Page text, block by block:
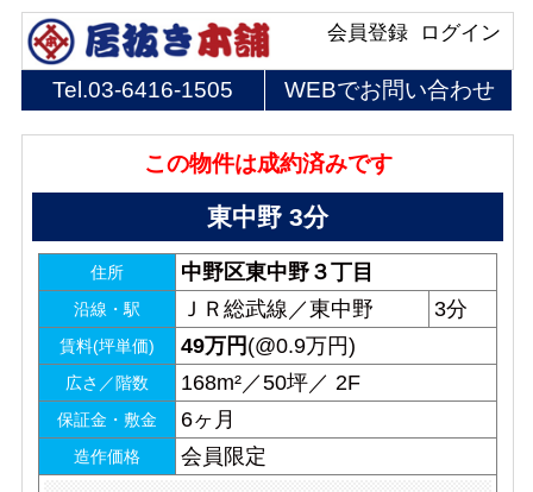
ログイン
会員登録
Tel.03-6416-1505 WEBでお問い合わせ
この物件は成約済みです
東中野 3分
住所 中野区東中野３丁目
沿線・駅 ＪＲ総武線／東中野 3分
賃料(坪単価) 49万円 (@0.9万円)
広さ／階数 168m²／50坪／ 2F
保証金・敷金 6ヶ月
造作価格 会員限定